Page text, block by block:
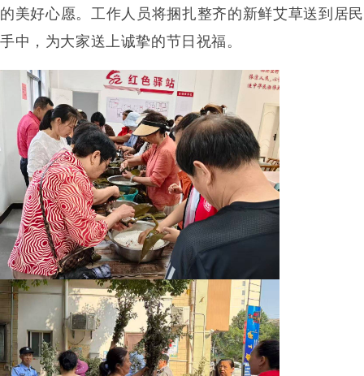
的美好心愿。工作人员将捆扎整齐的新鲜艾草送到居民
手中，为大家送上诚挚的节日祝福。